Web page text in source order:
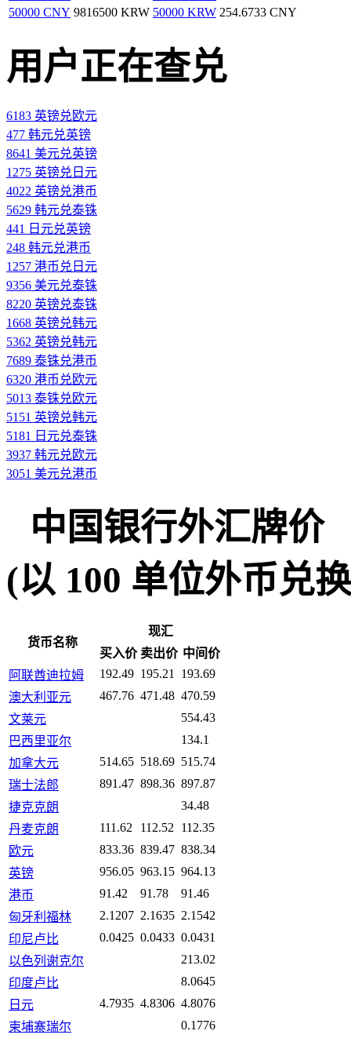
50000 CNY 9816500 KRW 50000 KRW 254.6733 CNY
用户正在查兑
6183 英镑兑欧元
477 韩元兑英镑
8641 美元兑英镑
1275 英镑兑日元
4022 英镑兑港币
5629 韩元兑泰铢
441 日元兑英镑
248 韩元兑港币
1257 港币兑日元
9356 美元兑泰铢
8220 英镑兑泰铢
1668 英镑兑韩元
5362 英镑兑韩元
7689 泰铢兑港币
6320 港币兑欧元
5013 泰铢兑欧元
5151 英镑兑韩元
5181 日元兑泰铢
3937 韩元兑欧元
3051 美元兑港币
中国银行外汇牌价
(以 100 单位外币兑
货币名称
现汇
买入价 卖出价 中间价
阿联酋迪拉姆
192.49 195.21
193.69
澳大利亚元
467.76 471.48 470.59
文莱元
554.43
巴西里亚尔
134.1
加拿大元
514.65 518.69 515.74
瑞士法郎
891.47 898.36 897.87
捷克克朗
34.48
丹麦克朗
111.62 112.52
112.35
欧元
833.36 839.47 838.34
英镑
956.05 963.15 964.13
港币
91.42 91.78
91.46
匈牙利福林
2.1207 2.1635 2.1542
印尼卢比
0.0425 0.0433 0.0431
以色列谢克尔
213.02
印度卢比
8.0645
日元
4.7935 4.8306 4.8076
柬埔寨瑞尔
0.1776